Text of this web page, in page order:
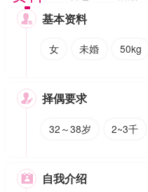
 基本资料
女 未婚 50kg
 择偶要求
32～38岁 2~3千
 自我介绍